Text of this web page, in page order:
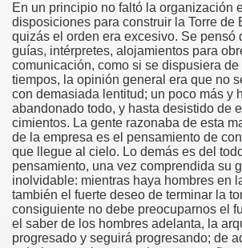
En un principio no faltó la organización
disposiciones para construir la Torre de
quizás el orden era excesivo. Se pensó
guías, intérpretes, alojamientos para
comunicación, como si se dispusiera
tiempos, la opinión general era que no
con demasiada lentitud; un poco más y
abandonado todo, y hasta desistido de
cimientos. La gente razonaba de esta
de la empresa es el pensamiento de
que llegue al cielo. Lo demás es del
pensamiento, una vez comprendida su
inolvidable: mientras haya hombres en
también el fuerte deseo de terminar la
consiguiente no debe preocuparnos el
el saber de los hombres adelanta, la
progresado y seguirá progresando; de